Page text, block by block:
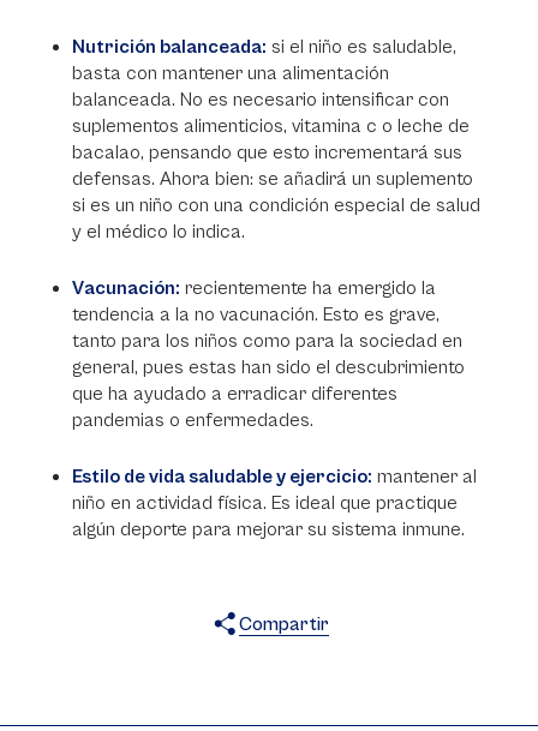
Nutrición balanceada: si el niño es saludable,
basta con mantener una alimentación
balanceada. No es necesario intensificar con
suplementos alimenticios, vitamina c o leche de
bacalao, pensando que esto incrementará sus
defensas. Ahora bien: se añadirá un suplemento
si es un niño con una condición especial de salud
y el médico lo indica.
Vacunación: recientemente ha emergido la
tendencia a la no vacunación. Esto es grave,
tanto para los niños como para la sociedad en
general, pues estas han sido el descubrimiento
que ha ayudado a erradicar diferentes
pandemias o enfermedades.
Estilo de vida saludable y ejercicio: mantener al
niño en actividad física. Es ideal que practique
algún deporte para mejorar su sistema inmune.
Compartir